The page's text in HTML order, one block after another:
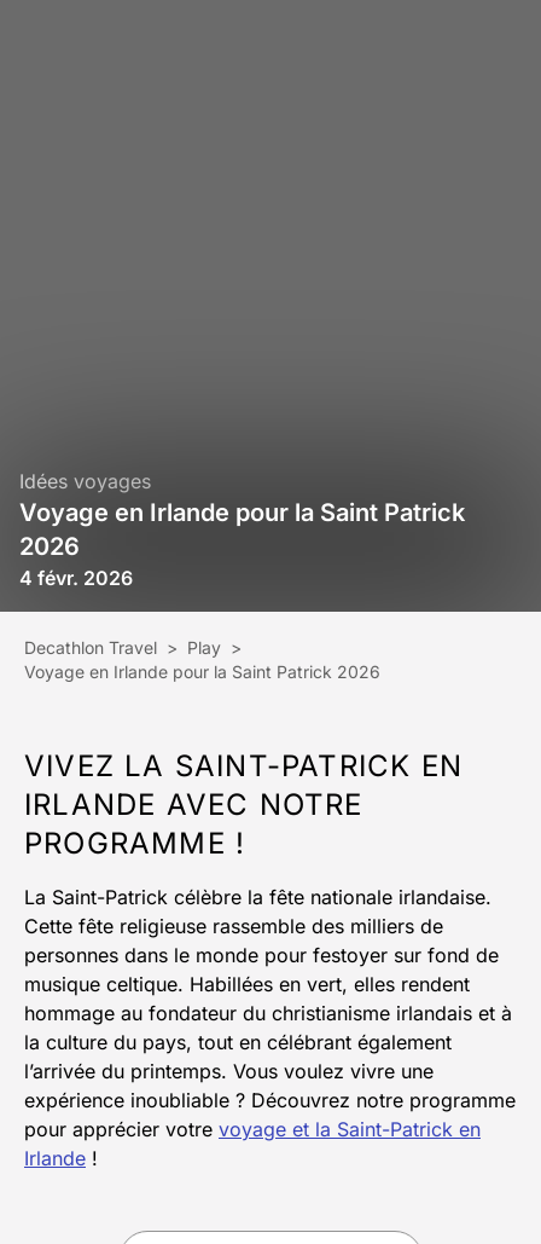
Idées voyages
Voyage en Irlande pour la Saint Patrick
2026
4 févr. 2026
Decathlon Travel > Play >
Voyage en Irlande pour la Saint Patrick 2026
VIVEZ LA SAINT-PATRICK EN
IRLANDE AVEC NOTRE
PROGRAMME !
La Saint-Patrick célèbre la fête nationale irlandaise.
Cette fête religieuse rassemble des milliers de
personnes dans le monde pour festoyer sur fond de
musique celtique. Habillées en vert, elles rendent
hommage au fondateur du christianisme irlandais et à
la culture du pays, tout en célébrant également
l’arrivée du printemps. Vous voulez vivre une
expérience inoubliable ? Découvrez notre programme
pour apprécier votre voyage et la Saint-Patrick en
Irlande !